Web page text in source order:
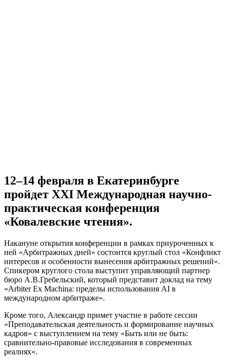
12–14 февраля в Екатеринбурге
пройдет XXI Международная научно-
практическая конференция
«Ковалевские чтения».
Накануне открытия конференции в рамках приуроченных к
ней «Арбитражных дней» состоится круглый стол «Конфликт
интересов и особенности вынесения арбитражных решений».
Спикером круглого стола выступит управляющий партнер
бюро А.В.Гребельский, который представит доклад на тему
«Arbiter Ex Machina: пределы использования AI в
международном арбитраже».
Кроме того, Александр примет участие в работе сессии
«Преподавательская деятельность и формирование научных
кадров» с выступлением на тему «Быть или не быть:
сравнительно-правовые исследования в современных
реалиях».